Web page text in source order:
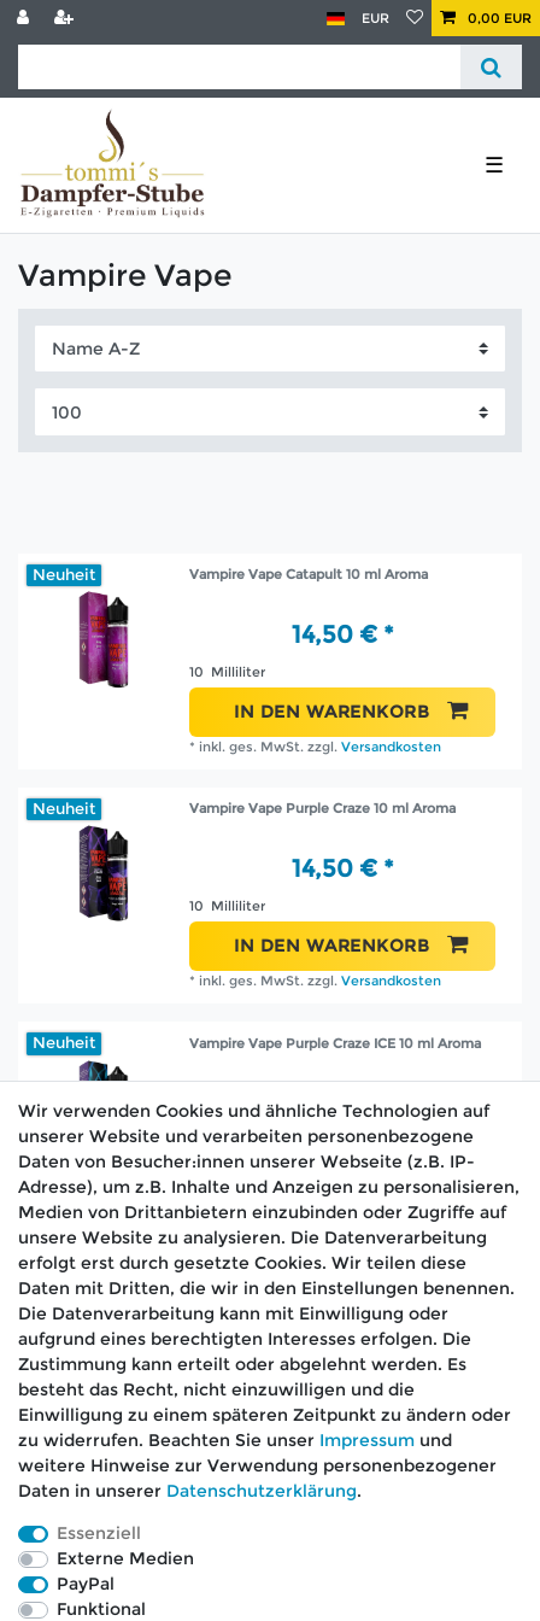
EUR 0,00 EUR
☰
Vampire Vape
Neuheit Vampire Vape Catapult 10 ml Aroma
14,50 € *
10 Milliliter
IN DEN WARENKORB
* inkl. ges. MwSt. zzgl.Versandkosten
Neuheit Vampire Vape Purple Craze 10 ml Aroma
14,50 € *
10 Milliliter
IN DEN WARENKORB
* inkl. ges. MwSt. zzgl.Versandkosten
Neuheit Vampire Vape Purple Craze ICE 10 ml Aroma
14,50 € *
10 Milliliter
IN DEN WARENKORB
*inkl. ges. MwSt.zzgl.Versandkosten
🚚 Schneller Versand
📦 Kostenloser Versand ab 75 €
📞 Kostenlose Beratung per Telefon &
WhatsApp
Impressum
Wir verwenden Cookies und ähnliche Technologien auf
unserer Website und verarbeiten personenbezogene
Daten von Besucher:innen unserer Webseite (z.B. IP-
Adresse), um z.B. Inhalte und Anzeigen zu personalisieren,
Medien von Drittanbietern einzubinden oder Zugriffe auf
unsere Website zu analysieren. Die Datenverarbeitung
erfolgt erst durch gesetzte Cookies. Wir teilen diese
Daten mit Dritten, die wir in den Einstellungen benennen.
Die Datenverarbeitung kann mit Einwilligung oder
aufgrund eines berechtigten Interesses erfolgen. Die
Zustimmung kann erteilt oder abgelehnt werden. Es
besteht das Recht, nicht einzuwilligen und die
Einwilligung zu einem späteren Zeitpunkt zu ändern oder
zu widerrufen. Beachten Sie unser Impressum und
weitere Hinweise zur Verwendung personenbezogener
Daten in unserer Daten­schutz­erklärung.
Essenziell
Externe Medien
PayPal
Funktional